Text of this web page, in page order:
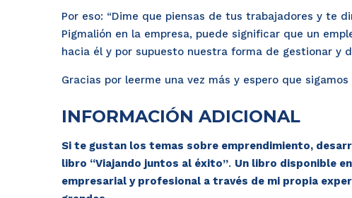
Por eso: “Dime que piensas de tus trabajadores y te
Pigmalión en la empresa, puede significar que un
hacia él y por supuesto nuestra forma de gestionar y
Gracias por leerme una vez más y espero que
INFORMACIÓN ADICIONAL
Si te gustan los temas sobre emprendimiento,
libro “Viajando juntos al éxito”. Un libro disponible
empresarial y profesional a través de mi propia